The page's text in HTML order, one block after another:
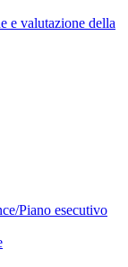
e valutazione della
Piano esecutivo